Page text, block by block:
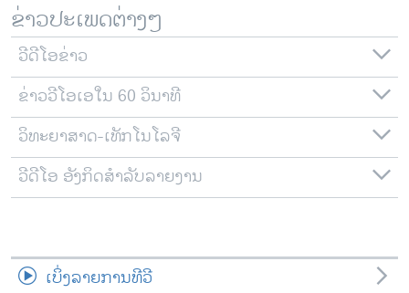
ວີດີໂອ
ສຽງ
ລາຍການກະຈາຍສຽງ
ພາສາຕ່າງໆ
ຂ່າວປະເພດຕ່າງໆ
ວີດີໂອຂ່າວ
ຂ່າວວີໂອເອໃນ 60 ວິນາທີ
ວິທະຍາສາດ-ເທັກໂນໂລຈີ
ວີດີໂອ ອັງກິດສຳລັບລາຍງານ
ເບິ່ງລາຍການທີວີ